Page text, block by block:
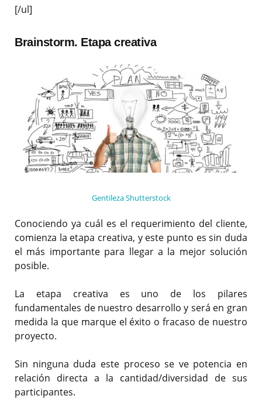
[/ul]
Brainstorm. Etapa creativa
Gentileza Shutterstock
Conociendo ya cuál es el requerimiento del cliente,
comienza la etapa creativa, y este punto es sin duda
el más importante para llegar a la mejor solución
posible.
La etapa creativa es uno de los pilares
fundamentales de nuestro desarrollo y será en gran
medida la que marque el éxito o fracaso de nuestro
proyecto.
Sin ninguna duda este proceso se ve potencia en
relación directa a la cantidad/diversidad de sus
participantes.